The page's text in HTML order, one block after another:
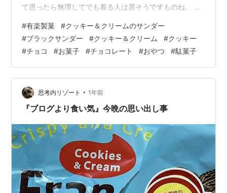
て思ったら無理してでも着る人は居そうですものね。 今
です。 ブログの為に買った。笑 ここのブログに登場する
ものはほぼブログの為に買っているようなもので、意外
と無駄な出費が多いと思う。 買わなくなったら多分痩せ
ると思う。 （出来ないんです）笑 リンク 『クッキー＆
クリームのサンダー』はホワイトチョコとほろ苦いココ
アクッキーのサンダーです。 税…
#有楽製菓 #クッキー＆クリームのサンダー
#ブラックサンダー #クッキー＆クリーム #クッキー
#チョコ #お菓子 #チョコレート #おやつ #駄菓子
思考内リゾート • 1年前
『ブログより食い気』今晩の思い出し事